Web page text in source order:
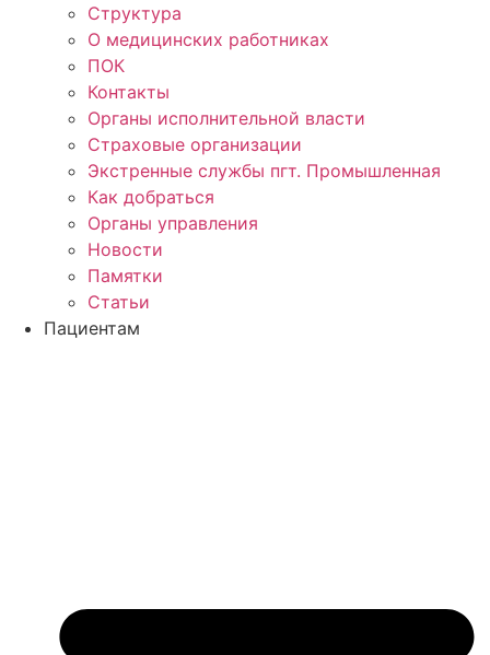
Структура
О медицинских работниках
ПОК
Контакты
Органы исполнительной власти
Страховые организации
Экстренные службы пгт. Промышленная
Как добраться
Органы управления
Новости
Памятки
Статьи
Пациентам